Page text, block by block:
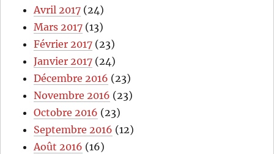
Avril 2017 (24)
Mars 2017 (13)
Février 2017 (23)
Janvier 2017 (24)
Décembre 2016 (23)
Novembre 2016 (23)
Octobre 2016 (23)
Septembre 2016 (12)
Août 2016 (16)